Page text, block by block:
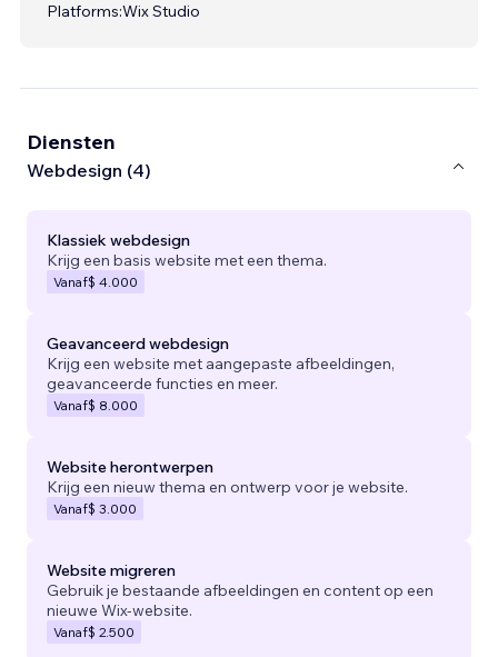
Platforms:Wix Studio
Diensten
Webdesign (4)
Klassiek webdesign
Krijg een basis website met een thema.
Vanaf$ 4.000
Geavanceerd webdesign
Krijg een website met aangepaste afbeeldingen,
geavanceerde functies en meer.
Vanaf$ 8.000
Website herontwerpen
Krijg een nieuw thema en ontwerp voor je website.
Vanaf$ 3.000
Website migreren
Gebruik je bestaande afbeeldingen en content op een
nieuwe Wix-website.
Vanaf$ 2.500